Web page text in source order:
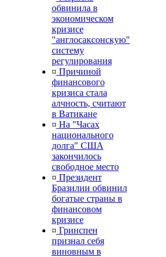
обвинила в
экономическом
кризисе
"англосаксонскую"
систему
регулирования
¤ Причиной
финансового
кризиса стала
алчность, считают
в Ватикане
¤ На "Часах
национального
долга" США
закончилось
свободное место
¤ Президент
Бразилии обвинил
богатые страны в
финансовом
кризисе
¤ Гринспен
признал себя
виновным в